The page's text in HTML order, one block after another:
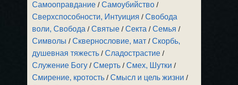
Самооправдание /Самоубийство /
Сверхспособности, Интуиция /Свобода
воли, Свобода /Святые /Секта /Семья /
Символы /Сквернословие, мат /Скорбь,
душевная тяжесть /Сладострастие /
Служение Богу /Смерть /Смех, Шутки /
Смирение, кротость /Смысл и цель жизни /